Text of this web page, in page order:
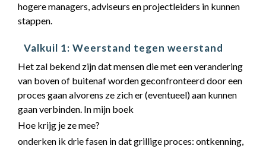
hogere managers, adviseurs en projectleiders in kunnen
stappen.
Valkuil 1: Weerstand tegen weerstand
Het zal bekend zijn dat mensen die met een verandering
van boven of buitenaf worden geconfronteerd door een
proces gaan alvorens ze zich er (eventueel) aan kunnen
gaan verbinden. In mijn boek
Hoe krijg je ze mee?
onderken ik drie fasen in dat grillige proces: ontkenning,